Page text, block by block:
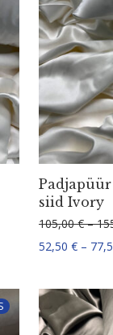
€ kuni 540,00 €
€ kuni 378,00 €
siid Ivory
105,00€ –
52,50 € –